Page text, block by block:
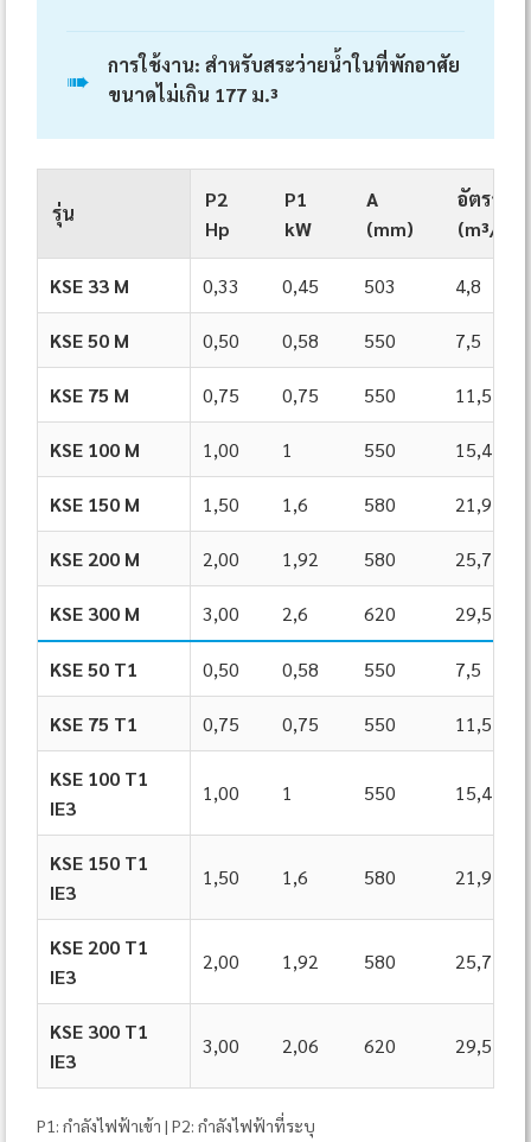
➠
การใช้งาน: สำหรับสระว่ายน้ำในที่พักอาศัย
ขนาดไม่เกิน 177 ม.³
รุ่น
P2
Hp
P1
kW
A
(mm)
อัตรากา
(m³/h)*
KSE 33 M 0,33 0,45 503 4,8
KSE 50 M 0,50 0,58 550 7,5
KSE 75 M 0,75 0,75 550 11,5
KSE 100 M 1,00 1 550 15,4
KSE 150 M 1,50 1,6 580 21,9
KSE 200 M 2,00 1,92 580 25,7
KSE 300 M 3,00 2,6 620 29,5
KSE 50 T1 0,50 0,58 550 7,5
KSE 75 T1 0,75 0,75 550 11,5
KSE 100 T1
IE3
1,00 1 550 15,4
KSE 150 T1
IE3
1,50 1,6 580 21,9
KSE 200 T1
IE3
2,00 1,92 580 25,7
KSE 300 T1
IE3
3,00 2,06 620 29,5
P1: กำลังไฟฟ้าเข้า | P2: กำลังไฟฟ้าที่ระบุ